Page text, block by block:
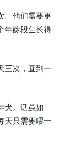
。他们需要更
年龄段生长得
三次，直到一
犬。话虽如
天只需要喂一